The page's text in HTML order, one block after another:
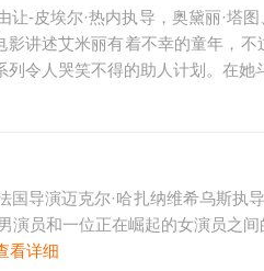
-皮埃尔·热内执导，奥黛丽·塔
讲述艾米丽有着不幸的童年，
令人哭笑不得的助人计划。在
国导演迈克尔·哈扎纳维希乌斯执
演员和一位正在崛起的女演员之
看详细